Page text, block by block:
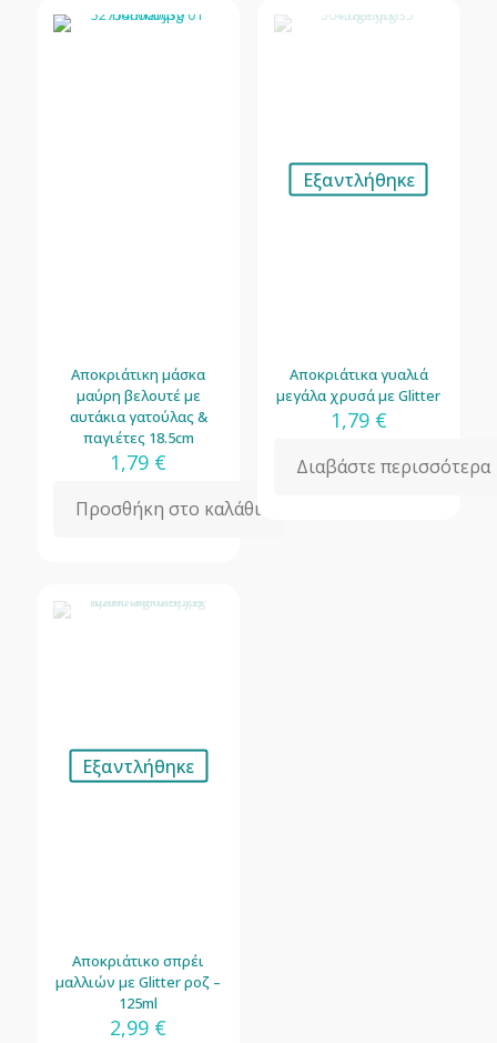
Αποκριάτικη μάσκα
μαύρη βελουτέ με
αυτάκια γατούλας &
παγιέτες 18.5cm
1,79 €
Προσθήκη στο καλάθι
Εξαντλήθηκε
Αποκριάτικα γυαλιά
μεγάλα χρυσά με Glitter
1,79 €
Διαβάστε περισσότερα
Εξαντλήθηκε
Αποκριάτικο σπρέι
μαλλιών με Glitter ροζ –
125ml
2,99 €